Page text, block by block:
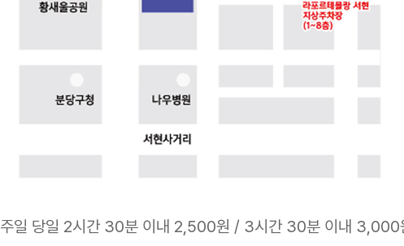
주일 당일 2시간 30분 이내 2,500원 / 3시간 30분 이내 3,000